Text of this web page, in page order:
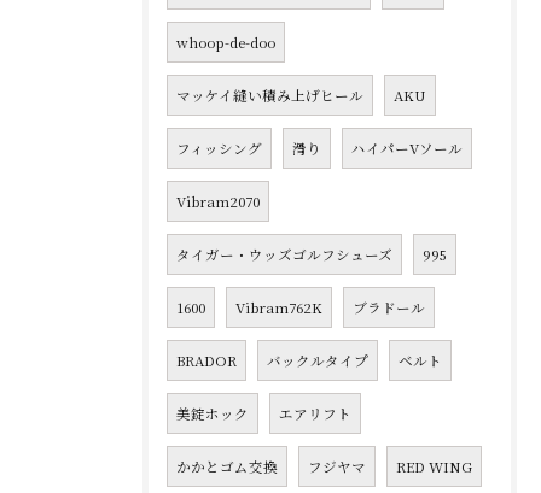
whoop-de-doo
マッケイ縫い積み上げヒール AKU
フィッシング 滑り ハイパーVソール
Vibram2070
タイガー・ウッズゴルフシューズ 995
1600 Vibram762K ブラドール
BRADOR バックルタイプ ベルト
美錠ホック エアリフト
かかとゴム交換 フジヤマ RED WING